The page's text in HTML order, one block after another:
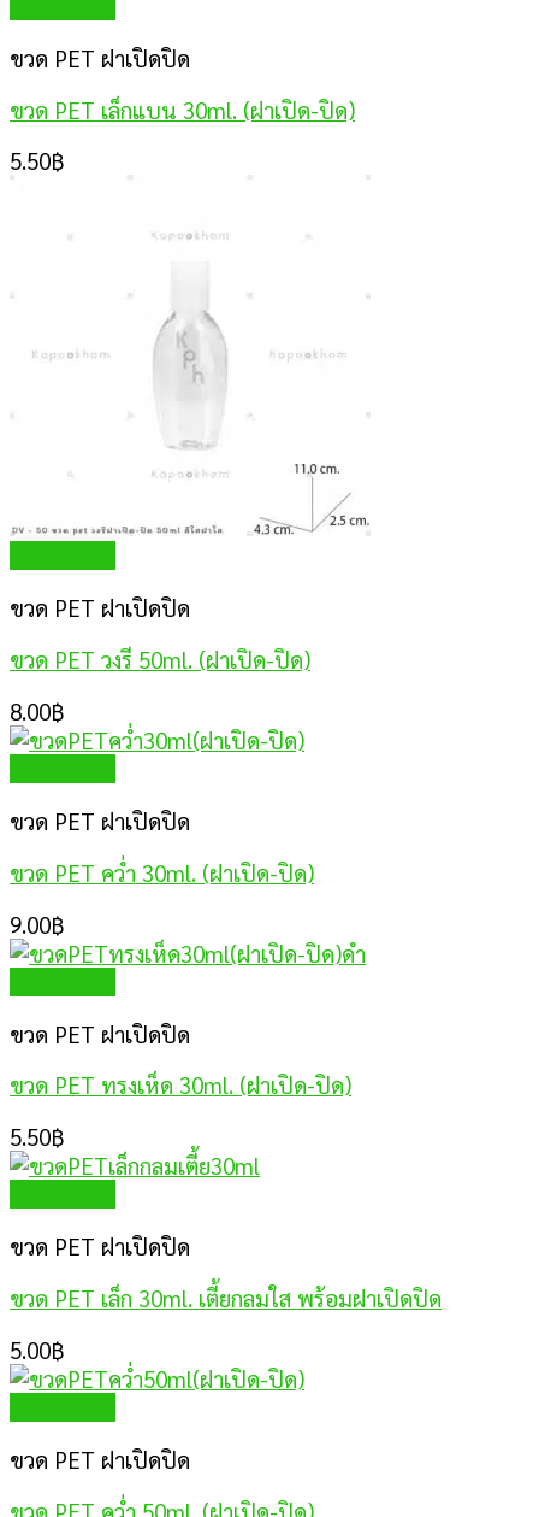
ขวด PET ฝาเปิดปิด
ขวด PET เล็กแบน 30ml. (ฝาเปิด-ปิด)
5.50฿
ขวด PET ฝาเปิดปิด
ขวด PET วงรี 50ml. (ฝาเปิด-ปิด)
8.00฿
ขวด PET ฝาเปิดปิด
ขวด PET คว่ำ 30ml. (ฝาเปิด-ปิด)
9.00฿
ขวด PET ฝาเปิดปิด
ขวด PET ทรงเห็ด 30ml. (ฝาเปิด-ปิด)
5.50฿
ขวด PET ฝาเปิดปิด
ขวด PET เล็ก 30ml. เตี้ยกลมใส พร้อมฝาเปิดปิด
5.00฿
ขวด PET ฝาเปิดปิด
ขวด PET คว่ำ 50ml. (ฝาเปิด-ปิด)